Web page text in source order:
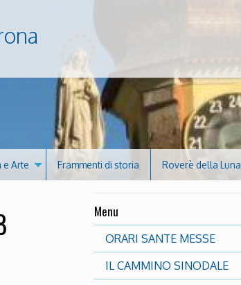
e Arte Frammenti di storia Roverè della Luna
Menu
ORARI SANTE MESSE
IL CAMMINO SINODALE